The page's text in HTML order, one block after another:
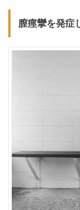
膣痙攣を発症